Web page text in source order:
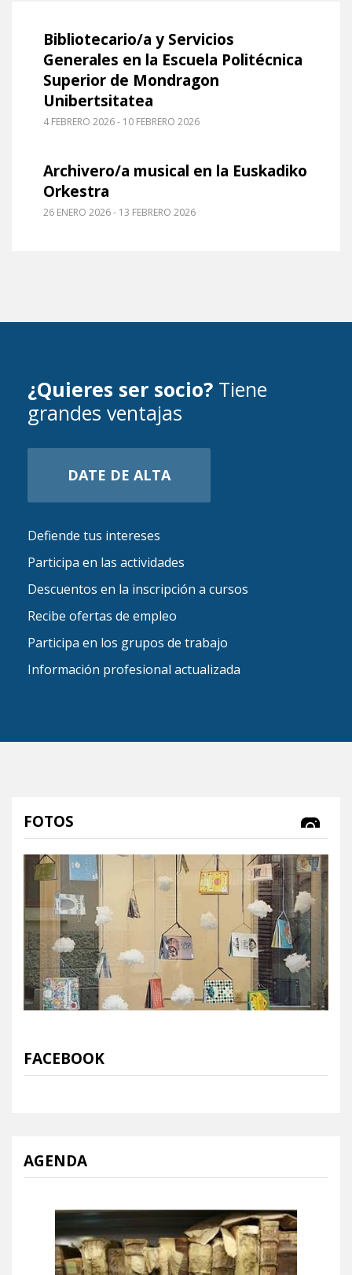
Bibliotecario/a y Servicios
Generales en la Escuela Politécnica
Superior de Mondragon
Unibertsitatea
4 FEBRERO 2026 - 10 FEBRERO 2026
Archivero/a musical en la Euskadiko
Orkestra
26 ENERO 2026 - 13 FEBRERO 2026
¿Quieres ser socio? Tiene
grandes ventajas
DATE DE ALTA
Defiende tus intereses
Participa en las actividades
Descuentos en la inscripción a cursos
Recibe ofertas de empleo
Participa en los grupos de trabajo
Información profesional actualizada
FOTOS
FACEBOOK
AGENDA